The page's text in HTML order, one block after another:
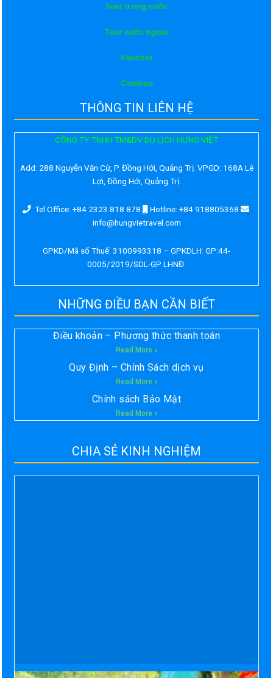
Tour trong nước
Tour nước ngoài
Voucher
Comboo
THÔNG TIN LIÊN HỆ
CÔNG TY TNHH TM&DV DU LỊCH HƯNG VIỆT
Add: 288 Nguyễn Văn Cừ, P. Đồng Hới, Quảng Trị. VPGD: 168A Lê
Lợi, Đồng Hới, Quảng Trị.
Tel Office: +84 2323 818 878
Hotline: +84 918805368
info@hungvietravel.com
GPKD/Mã số Thuế: 3100993318 – GPKDLH: GP:44-
0005/2019/SDL-GP LHNĐ.
NHỮNG ĐIỀU BẠN CẦN BIẾT
Điều khoản – Phương thức thanh toán
Read More »
Quy Định – Chính Sách dịch vụ
Read More »
Chính sách Bảo Mật
Read More »
CHIA SẺ KINH NGHIỆM